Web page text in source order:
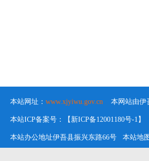
本站网址： www.xjyiwu.gov.cn 本网站由伊
本站ICP备案号：【新ICP备12001180号-1
本站办公地址伊吾县振兴东路66号 本站地图